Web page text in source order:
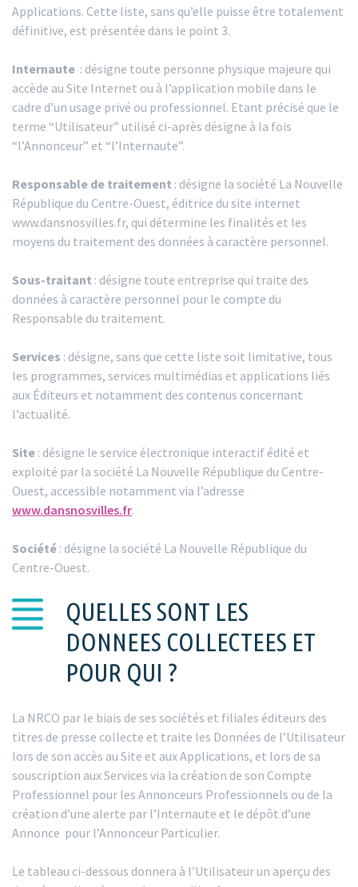
Applications. Cette liste, sans qu’elle puisse être totalement
définitive, est présentée dans le point 3.
Internaute : désigne toute personne physique majeure qui
accède au Site Internet ou à l’application mobile dans le
cadre d’un usage privé ou professionnel. Etant précisé que le
terme “Utilisateur” utilisé ci-après désigne à la fois
“l’Annonceur” et “l’Internaute”.
Responsable de traitement : désigne la société La Nouvelle
République du Centre-Ouest, éditrice du site internet
www.dansnosvilles.fr, qui détermine les finalités et les
moyens du traitement des données à caractère personnel.
Sous-traitant : désigne toute entreprise qui traite des
données à caractère personnel pour le compte du
Responsable du traitement.
Services : désigne, sans que cette liste soit limitative, tous
les programmes, services multimédias et applications liés
aux Éditeurs et notamment des contenus concernant
l’actualité.
Site : désigne le service électronique interactif édité et
exploité par la société La Nouvelle République du Centre-
Ouest, accessible notamment via l’adresse
www.dansnosvilles.fr.
Société : désigne la société La Nouvelle République du
Centre-Ouest.
QUELLES SONT LES
DONNEES COLLECTEES ET
POUR QUI ?
La NRCO par le biais de ses sociétés et filiales éditeurs des
titres de presse collecte et traite les Données de l’Utilisateur
lors de son accès au Site et aux Applications, et lors de sa
souscription aux Services via la création de son Compte
Professionnel pour les Annonceurs Professionnels ou de la
création d’une alerte par l’Internaute et le dépôt d’une
Annonce pour l’Annonceur Particulier.
Le tableau ci-dessous donnera à l’Utilisateur un aperçu des